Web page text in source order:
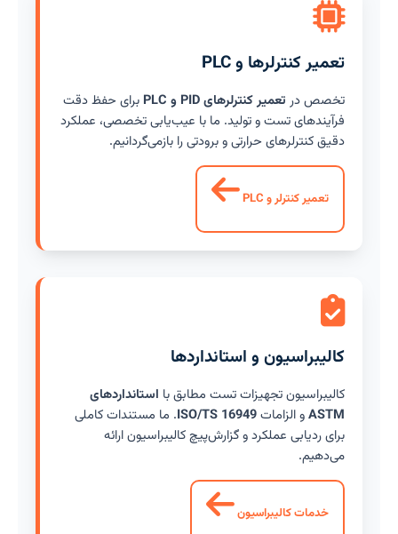
تعمیر کنترلرها و PLC
تخصص در تعمیر کنترلرهای PID و PLC
برای حفظ دقت
فرآیندهای تست و تولید. ما با عیب‌یابی تخصصی، عملکرد
دقیق کنترلرهای حرارتی و برودتی را بازمی‌گردانیم.
تعمیر کنترلر و PLC
کالیبراسیون و استانداردها
کالیبراسیون تجهیزات تست مطابق با استانداردهای
ASTMو الزاماتISO/TS 16949. ما مستندات کاملی
برای ردیابی عملکرد و گزارش‌پیچ کالیبراسیون ارائه
می‌دهیم.
خدمات کالیبراسیون